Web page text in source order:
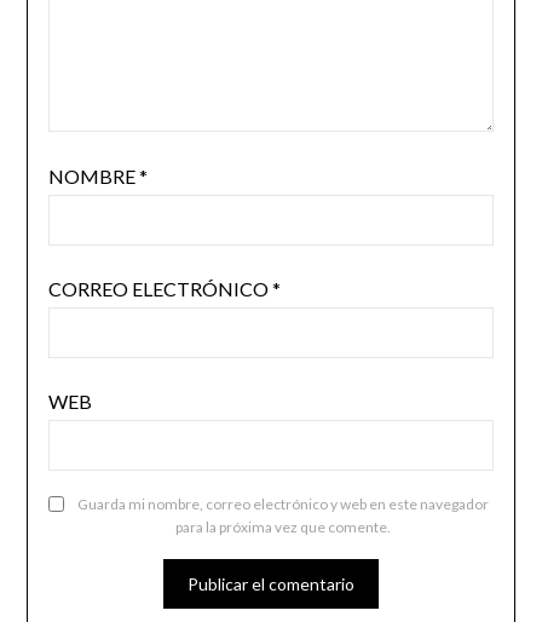
NOMBRE*
CORREO ELECTRÓNICO*
WEB
Guarda mi nombre, correo electrónico y web en este navegador
para la próxima vez que comente.